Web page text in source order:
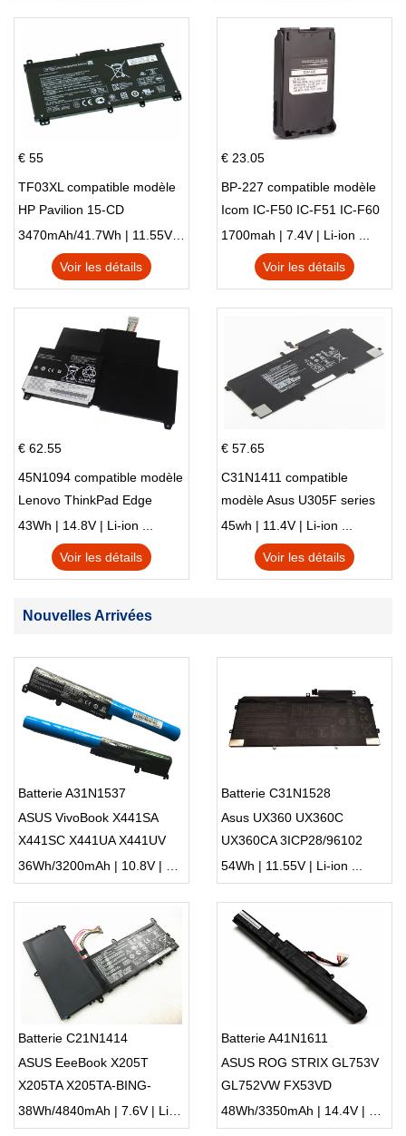
€ 55
TF03XL compatible modèle
HP Pavilion 15-CD
3470mAh/41.7Wh | 11.55V | Li-ion ...
Voir les détails
€ 23.05
BP-227 compatible modèle
Icom IC-F50 IC-F51 IC-F60
IC-F61 IC-M87
1700mah | 7.4V | Li-ion ...
Voir les détails
€ 62.55
45N1094 compatible modèle
Lenovo ThinkPad Edge
S230u Twist
43Wh | 14.8V | Li-ion ...
Voir les détails
€ 57.65
C31N1411 compatible
modèle Asus U305F series
45wh | 11.4V | Li-ion ...
Voir les détails
Nouvelles Arrivées
Batterie A31N1537
ASUS VivoBook X441SA
X441SC X441UA X441UV
36Wh/3200mAh | 10.8V | Li-ion ...
Batterie C31N1528
Asus UX360 UX360C
UX360CA 3ICP28/96102
Series
54Wh | 11.55V | Li-ion ...
Batterie C21N1414
ASUS EeeBook X205T
X205TA X205TA-BING-
FD015B 11.6"
38Wh/4840mAh | 7.6V | Li-ion ...
Batterie A41N1611
ASUS ROG STRIX GL753V
GL752VW FX53VD
48Wh/3350mAh | 14.4V | Li-ion ...